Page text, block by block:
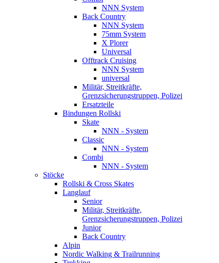
NNN System
Back Country
NNN System
75mm System
X Plorer
Universal
Offtrack Cruising
NNN System
universal
Militär, Streitkräfte,
Grenzsicherungstruppen, Polizei
Ersatzteile
Bindungen Rollski
Skate
NNN - System
Classic
NNN - System
Combi
NNN - System
Stöcke
Rollski & Cross Skates
Langlauf
Senior
Militär, Streitkräfte,
Grenzsicherungstruppen, Polizei
Junior
Back Country
Alpin
Nordic Walking & Trailrunning